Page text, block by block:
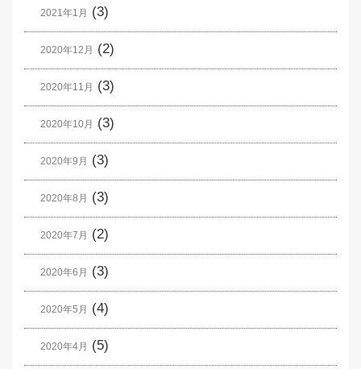
2021年1月 (3)
2020年12月 (2)
2020年11月 (3)
2020年10月 (3)
2020年9月 (3)
2020年8月 (3)
2020年7月 (2)
2020年6月 (3)
2020年5月 (4)
2020年4月 (5)